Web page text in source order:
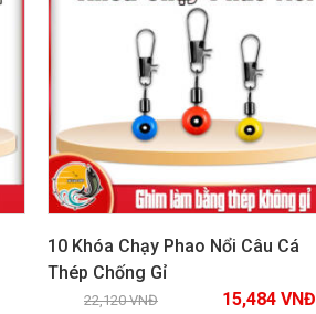
Xem chi tiết
10 Khóa Chạy Phao Nổi Câu Cá
Thép Chống Gỉ
22,120VNĐ 15,484 VNĐ